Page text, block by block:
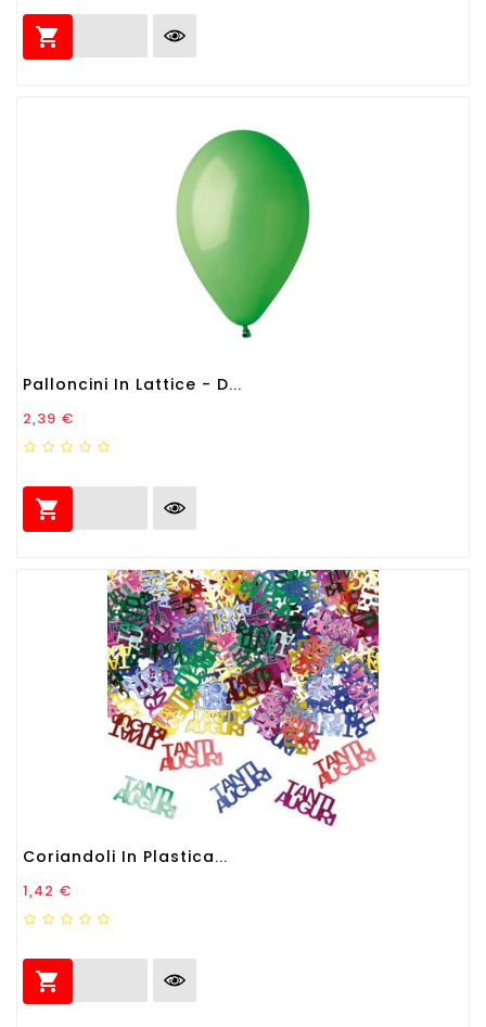

Palloncini In Lattice - D...
Prezzo
2,39 €

Coriandoli In Plastica...
Prezzo
1,42 €
